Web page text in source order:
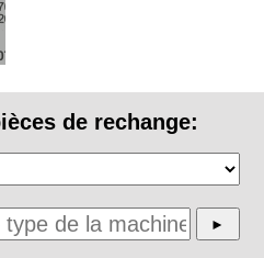
de rechange: